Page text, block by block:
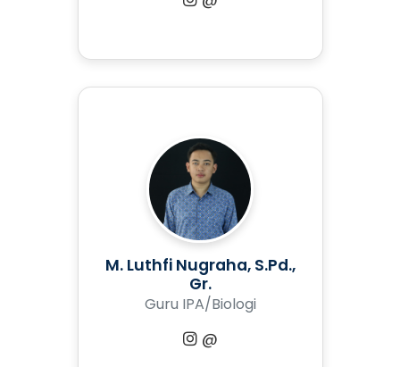
M. Luthfi Nugraha, S.Pd.,
Gr.
Guru IPA/Biologi
@